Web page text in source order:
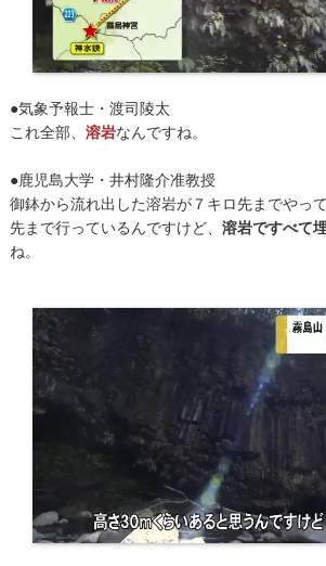
●気象予報士・渡司陵太
これ全部、 溶岩なんですね。
●鹿児島大学・井村隆介准教授
御鉢から流れ出した溶岩が７キロ先までやっ
先まで行っているんですけど、 溶岩ですべて
ね。